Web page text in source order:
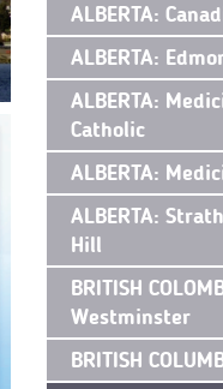
ALBERTA:
ALBERTA:
ALBERTA:
Catholic
ALBERTA:
ALBERTA:
Hill
BRITISH
Westminster
BRITISH